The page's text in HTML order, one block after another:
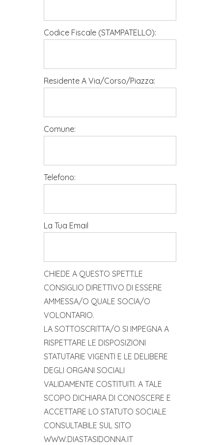
Codice Fiscale (STAMPATELLO):
Residente A Via/Corso/Piazza:
Comune:
Telefono:
La Tua Email
CHIEDE A QUESTO SPETT.LE
CONSIGLIO DIRETTIVO DI ESSERE
AMMESSA/O QUALE SOCIA/O
VOLONTARIO.
LA SOTTOSCRITTA/O SI IMPEGNA A
RISPETTARE LE DISPOSIZIONI
STATUTARIE VIGENTI E LE DELIBERE
DEGLI ORGANI SOCIALI
VALIDAMENTE COSTITUITI. A TALE
SCOPO DICHIARA DI CONOSCERE E
ACCETTARE LO STATUTO SOCIALE
CONSULTABILE SUL SITO
WWW.DIASTASIDONNA.IT